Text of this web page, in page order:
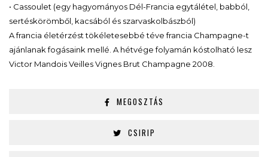
• Cassoulet (egy hagyományos Dél-Francia egytálétel, babból,
sertéskörömből, kacsából és szarvaskolbászból)
A francia életérzést tökéletesebbé téve francia Champagne-t
ajánlanak fogásaink mellé. A hétvége folyamán kóstolható lesz
Victor Mandois Veilles Vignes Brut Champagne 2008.
MEGOSZTÁS
CSIRIP